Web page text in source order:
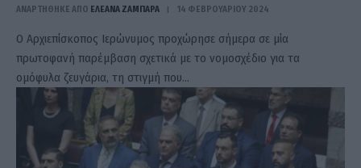
ΑΝΑΡΤΗΘΗΚΕ ΑΠΟ ΕΛΕΑΝΑ ΖΑΜΠΑΡΑ 14 ΦΕΒΡΟΥΑΡΊΟΥ 2024
Ο Αρχιεπίσκοπος Ιερώνυμος προχώρησε σήμερα σε μία
πρωτοφανή παρέμβαση σχετικά με το νομοσχέδιο για τα
ομόφυλα ζευγάρια, τη στιγμή που…